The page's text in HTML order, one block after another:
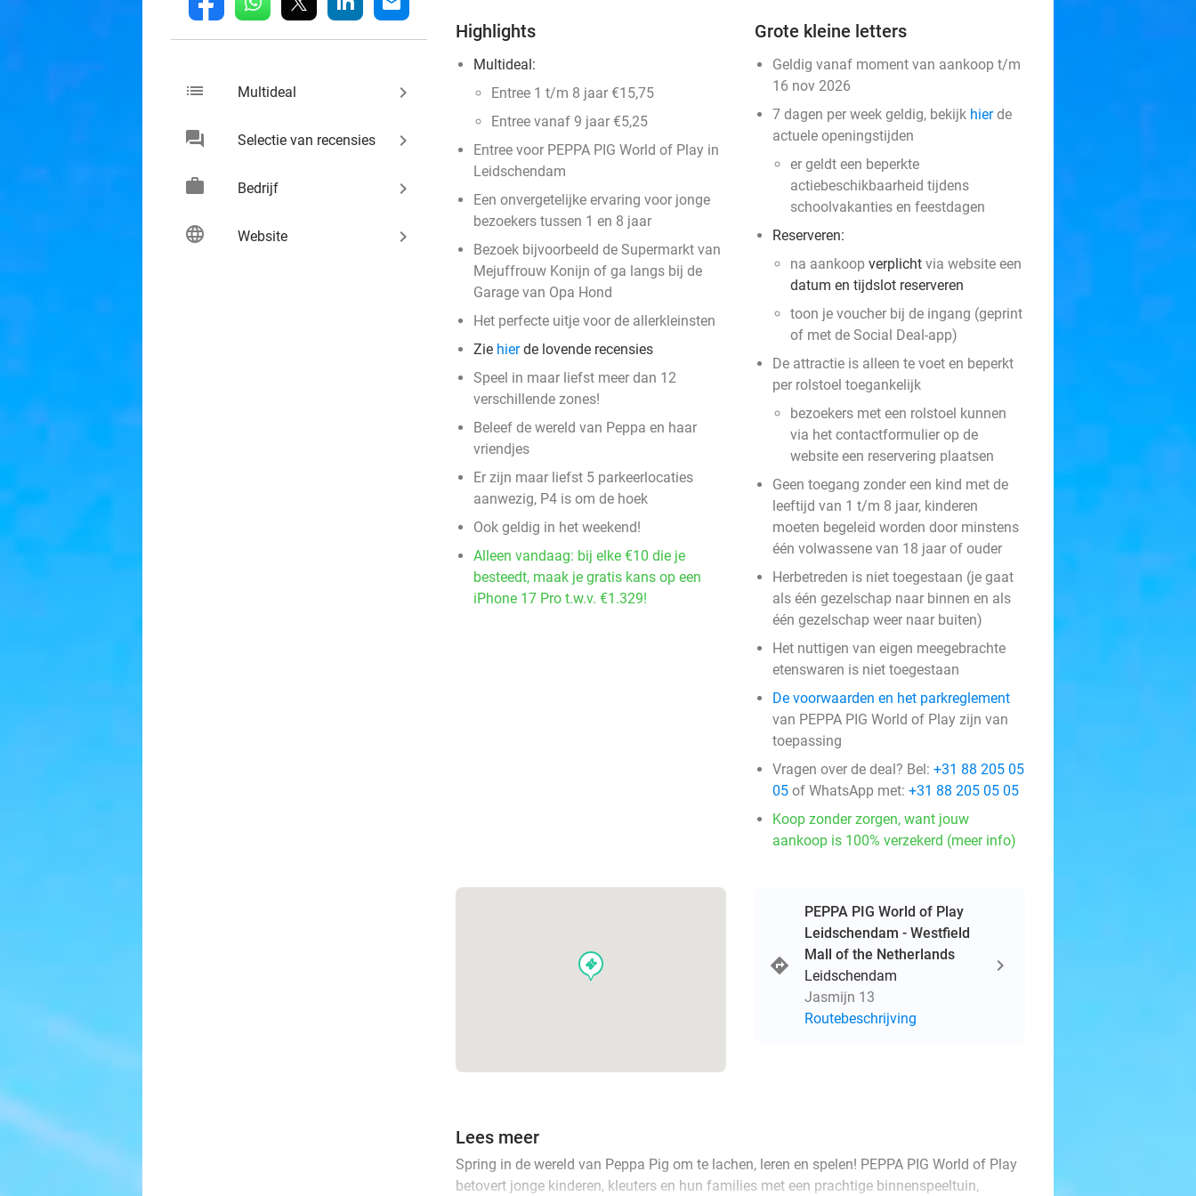
fb
list Multideal keyboard_arrow_right
chat Selectie van recensies keyboard_arrow_right
work Bedrijf keyboard_arrow_right
language Website keyboard_arrow_right
Highlights
Multideal:
Entree 1 t/m 8 jaar €15,75
Entree vanaf 9 jaar €5,25
Entree voor PEPPA PIG World of Play in
Leidschendam
Een onvergetelijke ervaring voor jonge
bezoekers tussen 1 en 8 jaar
Bezoek bijvoorbeeld de Supermarkt van
Mejuffrouw Konijn of ga langs bij de
Garage van Opa Hond
Het perfecte uitje voor de allerkleinsten
Zie hierde lovende recensies
Speel in maar liefst meer dan 12
verschillende zones!
Beleef de wereld van Peppa en haar
vriendjes
Er zijn maar liefst 5 parkeerlocaties
aanwezig, P4 is om de hoek
Ook geldig in het weekend!
Alleen vandaag: bij elke €10 die je
besteedt, maak je gratis kans op een
iPhone 17 Pro t.w.v. €1.329!
Grote kleine letters
Geldig vanaf moment van aankoop t/m
16 nov 2026
7 dagen per week geldig, bekijk hierde
actuele openingstijden
er geldt een beperkte
actiebeschikbaarheid tijdens
schoolvakanties en feestdagen
Reserveren:
na aankoop verplicht via website een
datum en tijdslot reserveren
toon je voucher bij de ingang (geprint
of met de Social Deal-app)
De attractie is alleen te voet en beperkt
per rolstoel toegankelijk
bezoekers met een rolstoel kunnen
via het contactformulier op de
website een reservering plaatsen
Geen toegang zonder een kind met de
leeftijd van 1 t/m 8 jaar, kinderen
moeten begeleid worden door minstens
één volwassene van 18 jaar of ouder
Herbetreden is niet toegestaan (je gaat
als één gezelschap naar binnen en als
één gezelschap weer naar buiten)
Het nuttigen van eigen meegebrachte
etenswaren is niet toegestaan
De voorwaarden en het parkreglement
van PEPPA PIG World of Play zijn van
toepassing
Vragen over de deal? Bel: +31 88 205 05
05 of WhatsApp met: +31 88 205 05 05
Koop zonder zorgen, want jouw
aankoop is 100% verzekerd (meer info)
events
PEPPA PIG World of Play
Leidschendam - Westfield
Mall of the Netherlands
Leidschendam
Jasmijn 13
Routebeschrijving
Lees meer
Spring in de wereld van Peppa Pig om te lachen, leren en spelen! PEPPA PIG World of Play
betovert jonge kinderen, kleuters en hun families met een prachtige binnenspeeltuin,